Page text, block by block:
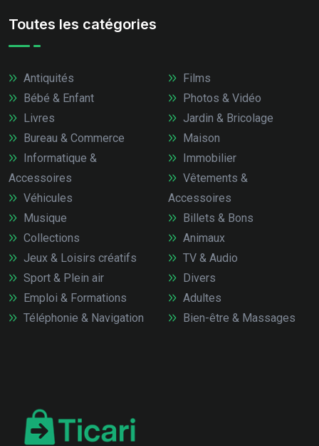
Toutes les catégories
Antiquités
Bébé & Enfant
Livres
Bureau & Commerce
Informatique &
Accessoires
Véhicules
Films
Photos & Vidéo
Jardin & Bricolage
Maison
Immobilier
Vêtements &
Accessoires
Musique
Collections
Jeux & Loisirs créatifs
Sport & Plein air
Emploi & Formations
Téléphonie & Navigation
Billets & Bons
Animaux
TV & Audio
Divers
Adultes
Bien-être & Massages